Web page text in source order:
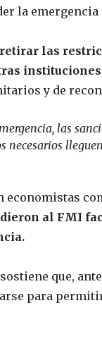
la
las
instituciones
y de
las
necesarios
al FMI
que,
para